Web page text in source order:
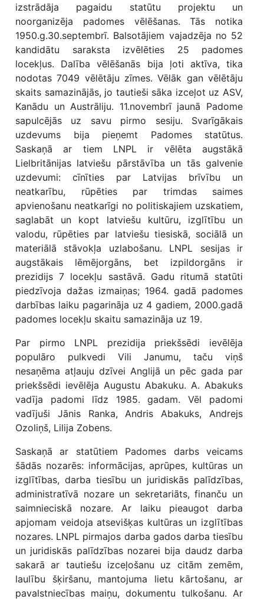
izstrādāja pagaidu statūtu projektu un
noorganizēja padomes vēlēšanas. Tās notika
1950.g.30.septembrī. Balsotājiem vajadzēja no 52
kandidātu saraksta izvēlēties 25 padomes
locekļus. Dalība vēlēšanās bija ļoti aktīva, tika
nodotas 7049 vēlētāju zīmes. Vēlāk gan vēlētāju
skaits samazinājās, jo tautieši sāka izceļot uz ASV,
Kanādu un Austrāliju. 11.novembrī jaunā Padome
sapulcējās uz savu pirmo sesiju. Svarīgākais
uzdevums bija pieņemt Padomes statūtus.
Saskaņā ar tiem LNPL ir vēlēta augstākā
Lielbritānijas latviešu pārstāvība un tās galvenie
uzdevumi: cīnīties par Latvijas brīvību un
neatkarību, rūpēties par trimdas saimes
apvienošanu neatkarīgi no politiskajiem uzskatiem,
saglabāt un kopt latviešu kultūru, izglītību un
valodu, rūpēties par latviešu tiesiskā, sociālā un
materiālā stāvokļa uzlabošanu. LNPL sesijas ir
augstākais lēmējorgāns, bet izpildorgāns ir
prezidijs 7 locekļu sastāvā. Gadu ritumā statūti
piedzīvoja dažas izmaiņas; 1964. gadā padomes
darbības laiku pagarināja uz 4 gadiem, 2000.gadā
padomes locekļu skaitu samazināja uz 19.
Par pirmo LNPL prezidija priekšsēdi ievēlēja
populāro pulkvedi Vili Janumu, taču viņš
nesaņēma atļauju dzīvei Anglijā un pēc gada par
priekšsēdi ievēlēja Augustu Abakuku. A. Abakuks
vadīja padomi līdz 1985. gadam. Vēl padomi
vadījuši Jānis Ranka, Andris Abakuks, Andrejs
Ozoliņš, Lilija Zobens.
Saskaņā ar statūtiem Padomes darbs veicams
šādās nozarēs: informācijas, aprūpes, kultūras un
izglītības, darba tiesību un juridiskās palīdzības,
administratīvā nozare un sekretariāts, finanču un
saimnieciskā nozare. Ar laiku pieaugot darba
apjomam veidoja atsevišķas kultūras un izglītības
nozares. LNPL pirmajos darba gados darba tiesību
un juridiskās palīdzības nozarei bija daudz darba
sakarā ar tautiešu izceļošanu uz citām zemēm,
laulību šķiršanu, mantojuma lietu kārtošanu, ar
pavalstniecības maiņu, dokumentu tulkošanu. Ar